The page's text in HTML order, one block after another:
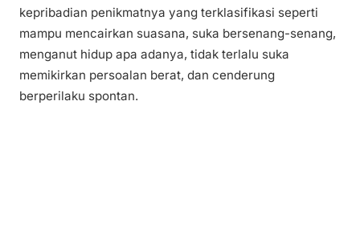
kepribadian penikmatnya yang terklasifikasi seperti
mampu mencairkan suasana, suka bersenang-senang,
menganut hidup apa adanya, tidak terlalu suka
memikirkan persoalan berat, dan cenderung
berperilaku spontan.